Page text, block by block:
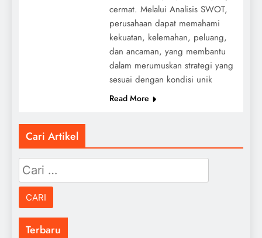
cermat. Melalui Analisis SWOT,
perusahaan dapat memahami
kekuatan, kelemahan, peluang,
dan ancaman, yang membantu
dalam merumuskan strategi yang
sesuai dengan kondisi unik
Read More
Cari Artikel
Cari
untuk:
Terbaru